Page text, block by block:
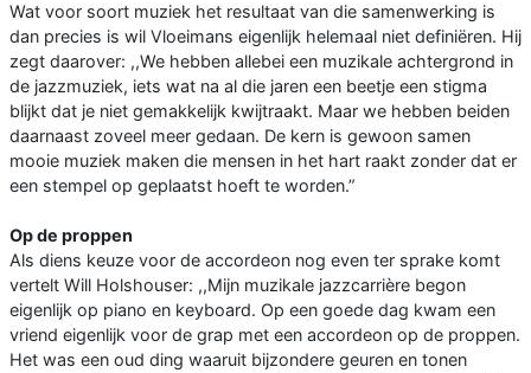
Wat voor soort muziek het resultaat van die samenwerking is
dan precies is wil Vloeimans eigenlijk helemaal niet definiëren. Hij
zegt daarover: ,,We hebben allebei een muzikale achtergrond in
de jazzmuziek, iets wat na al die jaren een beetje een stigma
blijkt dat je niet gemakkelijk kwijtraakt. Maar we hebben beiden
daarnaast zoveel meer gedaan. De kern is gewoon samen
mooie muziek maken die mensen in het hart raakt zonder dat er
een stempel op geplaatst hoeft te worden.”
Op de proppen
Als diens keuze voor de accordeon nog even ter sprake komt
vertelt Will Holshouser: ,,Mijn muzikale jazzcarrière begon
eigenlijk op piano en keyboard. Op een goede dag kwam een
vriend eigenlijk voor de grap met een accordeon op de proppen.
Het was een oud ding waaruit bijzondere geuren en tonen